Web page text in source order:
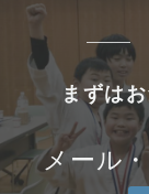
まずは
メール